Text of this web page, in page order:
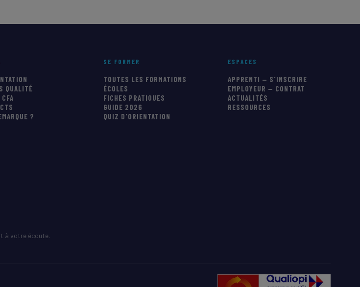
QUALITÉ
?
SE FORMER
TOUTES LES FORMATIONS
ÉCOLES
FICHES PRATIQUES
GUIDE 2026
QUIZ D'ORIENTATION
ESPACES
APPRENTI — S'INSCRIRE
EMPLOYEUR — CONTRAT
ACTUALITÉS
RESSOURCES
à votre écoute.